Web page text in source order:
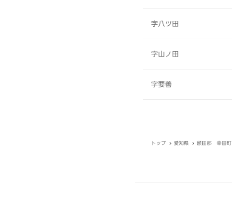
字八ツ田
字山ノ田
字要善
トップ 愛知県 額田郡 幸田町